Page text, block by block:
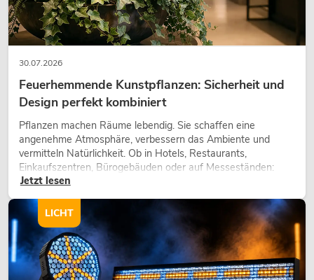
30.07.2026
Feuerhemmende Kunstpflanzen: Sicherheit und
Design perfekt kombiniert
Pflanzen machen Räume lebendig. Sie schaffen eine
angenehme Atmosphäre, verbessern das Ambiente und
vermitteln Natürlichkeit. Ob in Hotels, Restaurants,
Einkaufszentren, Bürogebäuden oder auf Messeständen:
eine hochwertige Begrünung gehört heute längst zum
Jetzt lesen
LICHT